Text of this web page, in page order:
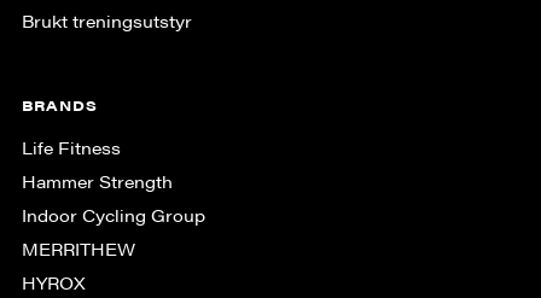
Brukt treningsutstyr
BRANDS
Life Fitness
Hammer Strength
Indoor Cycling Group
MERRITHEW
HYROX